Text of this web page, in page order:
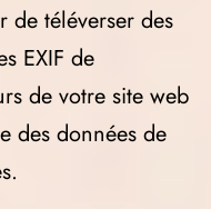
de téléverser des
EXIF de
de votre site web
des données de